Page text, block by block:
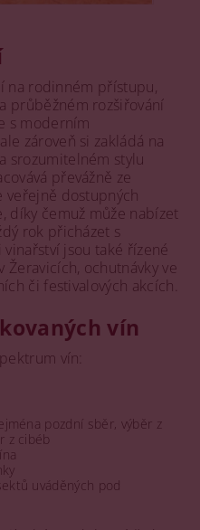
na rodinném přístupu,
průběžném rozšiřování
s moderním
zároveň si zakládá na
srozumitelném stylu
převážně ze
veřejně dostupných
díky čemuž může nabízet
rok přicházet s
jsou také řízené
ochutnávky ve
či festivalových akcích.
vín
vín:
pozdní sběr, výběr z
z cibéb
uváděných pod